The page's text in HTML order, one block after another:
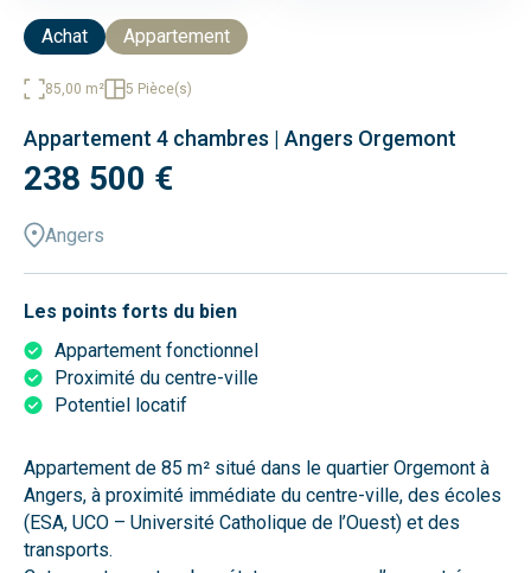
Achat Appartement
85,00 m² 5 Pièce(s)
Appartement 4 chambres | Angers Orgemont
238 500 €
Angers
Les points forts du bien
Appartement fonctionnel
Proximité du centre-ville
Potentiel locatif
Appartement de 85 m² situé dans le quartier Orgemont à
Angers, à proximité immédiate du centre-ville, des écoles
(ESA, UCO – Université Catholique de l’Ouest) et des
transports.